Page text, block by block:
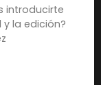
introducirte
la edición?